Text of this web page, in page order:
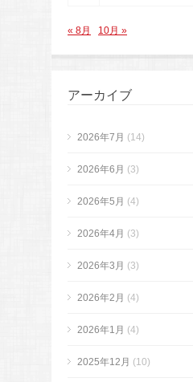
« 8月 10月 »
アーカイブ
2026年7月 (14)
2026年6月 (3)
2026年5月 (4)
2026年4月 (3)
2026年3月 (3)
2026年2月 (4)
2026年1月 (4)
2025年12月 (10)